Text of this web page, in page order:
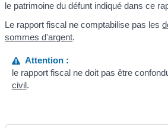
le patrimoine du défunt indiqué dans ce
Le rapport fiscal ne comptabilise pas les
sommes d'argent.
Attention :
le rapport fiscal ne doit pas être
civil.